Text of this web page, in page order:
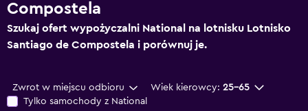
Compostela
Szukaj ofert wypożyczalni National na lotnisku Lotnisko
Santiago de Compostela i porównuj je.
Zwrot w miejscu odbioru Wiek kierowcy: 25-65
Tylko samochody z National